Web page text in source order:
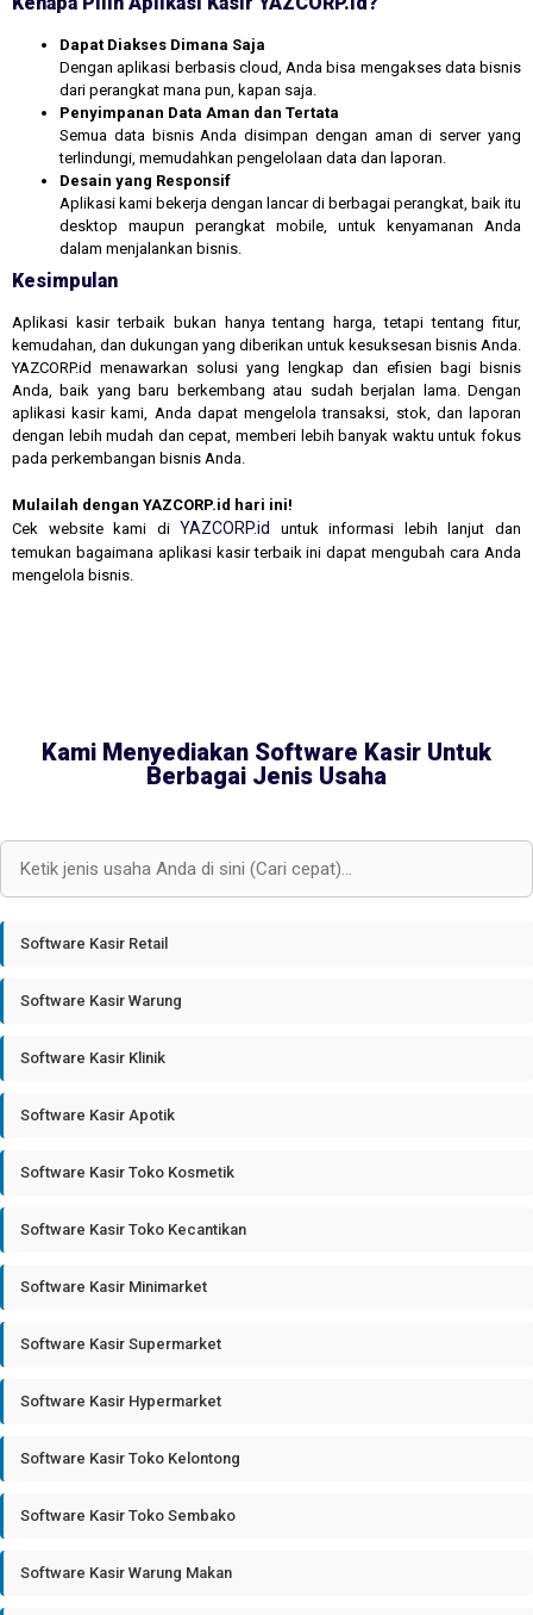
Dapat Diakses Dimana Saja
Dengan aplikasi berbasis cloud, Anda bisa mengakses data bisnis
dari perangkat mana pun, kapan saja.
Penyimpanan Data Aman dan Tertata
Semua data bisnis Anda disimpan dengan aman di server yang
terlindungi, memudahkan pengelolaan data dan laporan.
Desain yang Responsif
Aplikasi kami bekerja dengan lancar di berbagai perangkat, baik itu
desktop maupun perangkat mobile, untuk kenyamanan Anda
dalam menjalankan bisnis.
Kesimpulan
Aplikasi kasir terbaik bukan hanya tentang harga, tetapi tentang fitur,
kemudahan, dan dukungan yang diberikan untuk kesuksesan bisnis Anda.
YAZCORP.id menawarkan solusi yang lengkap dan efisien bagi bisnis
Anda, baik yang baru berkembang atau sudah berjalan lama. Dengan
aplikasi kasir kami, Anda dapat mengelola transaksi, stok, dan laporan
dengan lebih mudah dan cepat, memberi lebih banyak waktu untuk fokus
pada perkembangan bisnis Anda.
Mulailah dengan YAZCORP.id hari ini!
Cek website kami di YAZCORP.id
untuk informasi lebih lanjut dan
temukan bagaimana aplikasi kasir terbaik ini dapat mengubah cara Anda
mengelola bisnis.
Kami Menyediakan Software Kasir Untuk
Berbagai Jenis Usaha
Software Kasir Retail
Software Kasir Warung
Software Kasir Klinik
Software Kasir Apotik
Software Kasir Toko Kosmetik
Software Kasir Toko Kecantikan
Software Kasir Minimarket
Software Kasir Supermarket
Software Kasir Hypermarket
Software Kasir Toko Kelontong
Software Kasir Toko Sembako
Software Kasir Warung Makan